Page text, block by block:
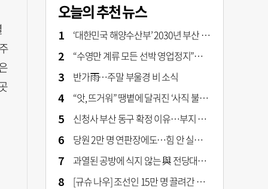
오늘의 추천 뉴스
‘대한민국 해양수산부’ 2030년 부산 북항시대 연다
“수영만 계류 모든 선박 영업정지”… 재개발 속도전
반가雨…주말 부울경 비 소식
“앗, 뜨거워” 땡볕에 달궈진 ‘사직 불가마’ 관중석 무려 70도
신청사 부산 동구 확정 이유…부지 용이성·접근성·집적 가능성이 운명 갈랐다 [해수부 북항 시대]
당원 2만 명 연판장에도…힘 안 실리는 ‘장동혁 사퇴’ 공세
과열된 공방에 식지 않는 與 전당대회… 호남·수도권 집중하는 후보들
[규슈 나우] 조선인 15만 명 끌려간 치쿠호 탄광… 대를 이은 진실 캐기